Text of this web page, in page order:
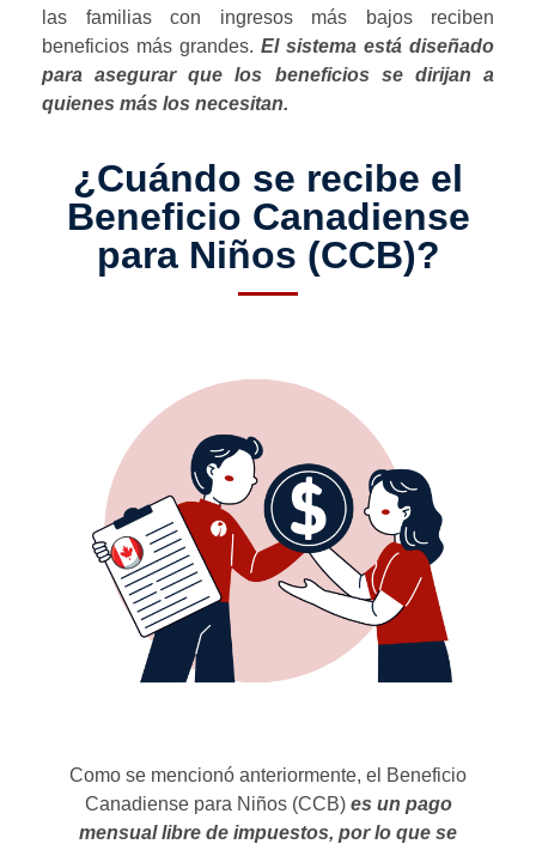
las familias con ingresos más bajos reciben
beneficios más grandes. El sistema está diseñado
para asegurar que los beneficios se dirijan a
quienes más los necesitan.
¿Cuándo se recibe el
Beneficio Canadiense
para Niños (CCB)?
Como se mencionó anteriormente, el Beneficio
Canadiense para Niños (CCB) es un pago
mensual libre de impuestos, por lo que se